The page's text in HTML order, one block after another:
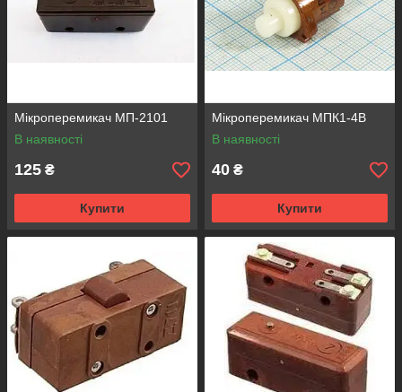
Мікроперемикач МП-2101
В наявності
125 ₴
Купити
Мікроперемикач МПК1-4В
В наявності
40 ₴
Купити